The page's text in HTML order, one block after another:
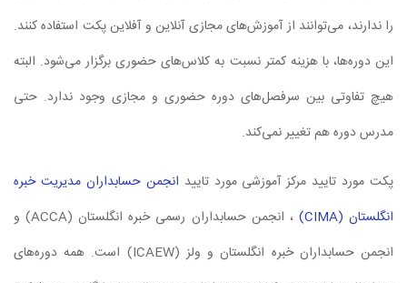
را ندارند، می‌توانند از آموزش‌های مجازی آنلاین و آفلاین پکت استفاده کنند.
این دوره‌ها، با هزینه کمتر نسبت به کلاس‌های حضوری برگزار می‌شود. البته
هیچ تفاوتی بین سرفصل‌های دوره حضوری و مجازی وجود ندارد. حتی
مدرس دوره هم تغییر نمی‌کند.
پکت مورد تایید مرکز آموزشی مورد تایید انجمن حسابداران مدیریت خبره
انگلستان (CIMA)
، انجمن حسابداران رسمی خبره انگلستان (ACCA) و
انجمن حسابداران خبره انگلستان و ولز (ICAEW) است. همه دوره‌های